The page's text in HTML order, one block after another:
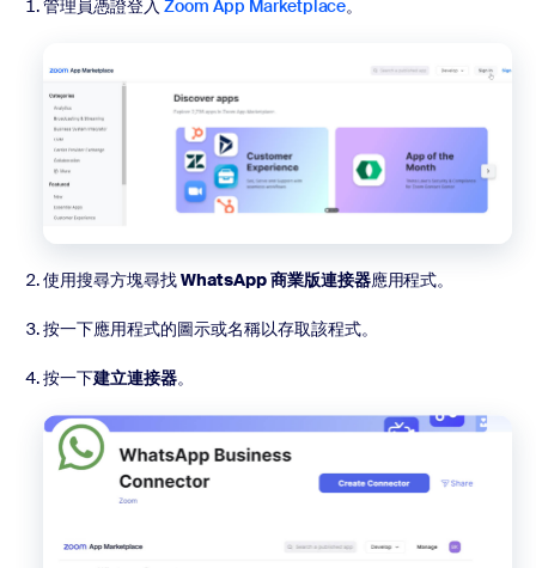
管理員憑證登入 Zoom App Marketplace。
使用搜尋方塊尋找WhatsApp 商業版連接器應用程式。
按一下應用程式的圖示或名稱以存取該程式。
按一下建立連接器。